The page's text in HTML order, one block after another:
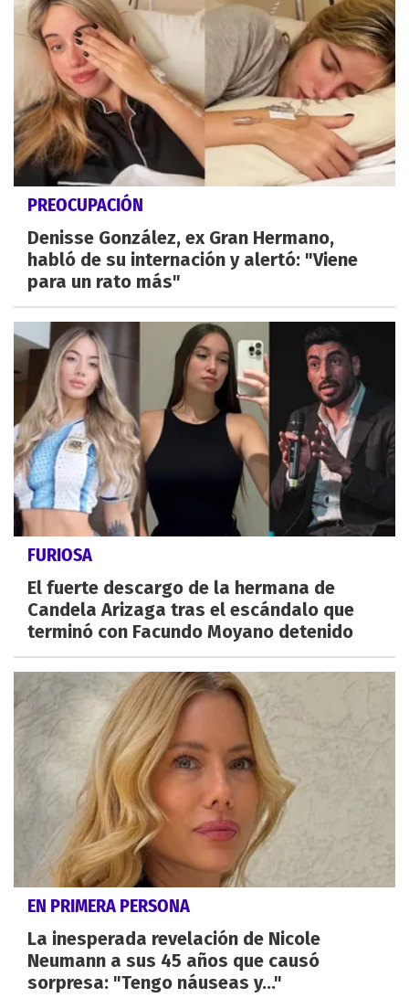
PREOCUPACIÓN
Denisse González, ex Gran Hermano,
habló de su internación y alertó: "Viene
para un rato más"
FURIOSA
El fuerte descargo de la hermana de
Candela Arizaga tras el escándalo que
terminó con Facundo Moyano detenido
EN PRIMERA PERSONA
La inesperada revelación de Nicole
Neumann a sus 45 años que causó
sorpresa: "Tengo náuseas y..."